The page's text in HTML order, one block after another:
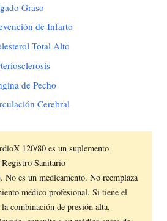
Graso
de Infarto
Total Alto
de Pecho
Cerebral
120/80 es un suplemento
Sanitario
es un medicamento. No reemplaza
médico profesional. Si tiene el
combinación de presión alta,